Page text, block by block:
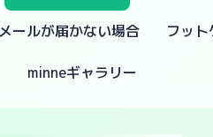
ールが届かない場合 フッ
minneギャラリー